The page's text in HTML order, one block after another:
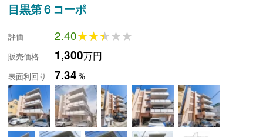
目黒第６コーポ
評価 2.40★★★★★
★★★★★
販売価格 1,300万円
表面利回り 7.34％